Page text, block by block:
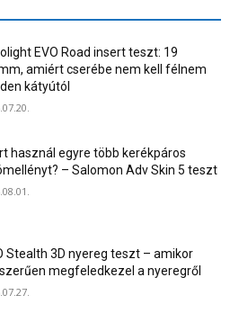
EVO Road insert teszt: 19
amiért cserébe nem kell félnem
kátyútól
használ egyre több kerékpáros
– Salomon Adv Skin 5 teszt
Stealth 3D nyereg teszt – amikor
megfeledkezel a nyeregről